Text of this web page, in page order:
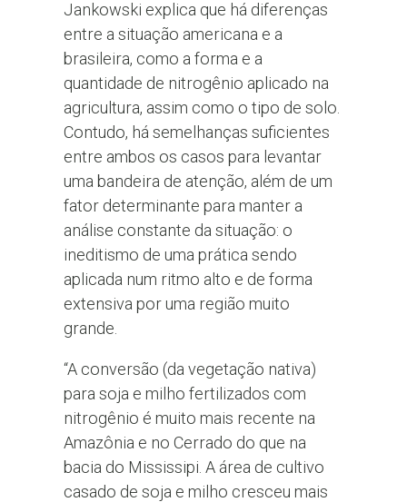
Jankowski explica que há diferenças
entre a situação americana e a
brasileira, como a forma e a
quantidade de nitrogênio aplicado na
agricultura, assim como o tipo de solo.
Contudo, há semelhanças suficientes
entre ambos os casos para levantar
uma bandeira de atenção, além de um
fator determinante para manter a
análise constante da situação: o
ineditismo de uma prática sendo
aplicada num ritmo alto e de forma
extensiva por uma região muito
grande.
“A conversão (da vegetação nativa)
para soja e milho fertilizados com
nitrogênio é muito mais recente na
Amazônia e no Cerrado do que na
bacia do Mississipi. A área de cultivo
casado de soja e milho cresceu mais